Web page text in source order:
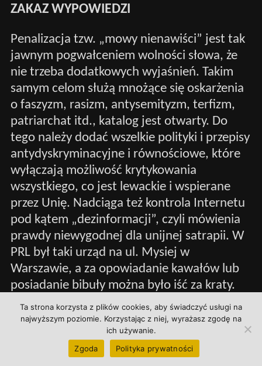
ZAKAZ WYPOWIEDZI
Penalizacja tzw. „mowy nienawiści” jest tak
jawnym pogwałceniem wolności słowa, że
nie trzeba dodatkowych wyjaśnień. Takim
samym celom służą mnożące się oskarżenia
o faszyzm, rasizm, antysemityzm, terfizm,
patriarchat itd., katalog jest otwarty. Do
tego należy dodać wszelkie polityki i przepisy
antydyskryminacyjne i równościowe, które
wyłączają możliwość krytykowania
wszystkiego, co jest lewackie i wspierane
przez Unię. Nadciąga też kontrola Internetu
pod kątem „dezinformacji”, czyli mówienia
prawdy niewygodnej dla unijnej satrapii. W
PRL był taki urząd na ul. Mysiej w
Warszawie, a za opowiadanie kawałów lub
posiadanie bibuły można było iść za kraty.
ZAKAZ NARODU
Unijna polityka migracyjna celowo
Ta strona korzysta z plików cookies, aby świadczyć usługi na
najwyższym poziomie. Korzystając z niej, wyrażasz zgodę na
ich używanie.
Zgoda
Polityka prywatności